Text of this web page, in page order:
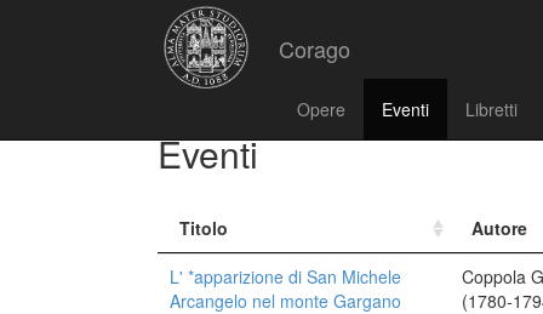
Corago
Opere Eventi Libretti
Eventi
Titolo
Autore
L' *apparizione di San Michele
Arcangelo nel monte Gargano
Coppola
(1780-